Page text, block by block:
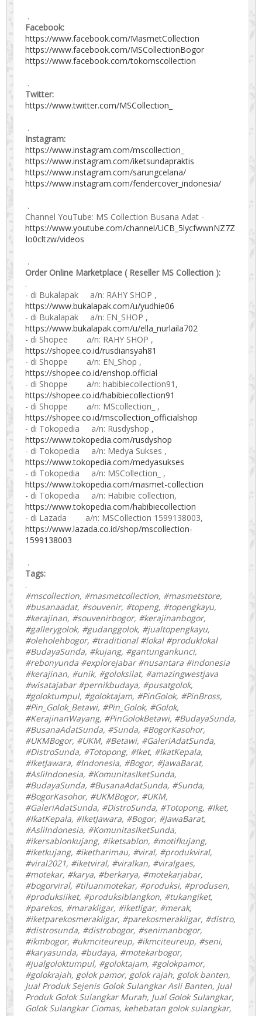
.
Facebook:
https://www.facebook.com/MasmetCollection
https://www.facebook.com/MSCollectionBogor
https://www.facebook.com/tokomscollection
.
Twitter:
https://www.twitter.com/MSCollection_
.
Instagram:
https://www.instagram.com/mscollection_
https://www.instagram.com/iketsundapraktis
https://www.instagram.com/sarungcelana/
https://www.instagram.com/fendercover_indonesia/
.
Channel YouTube: MS Collection Busana Adat -
https://www.youtube.com/channel/UCB_5lycfwwnNZ7Z
Io0cltzw/videos
.
Order Online Marketplace ( Reseller MS Collection ):
.
- di Bukalapak a/n: RAHY SHOP ,
https://www.bukalapak.com/u/yudhie06
- di Bukalapak a/n: EN_SHOP ,
https://www.bukalapak.com/u/ella_nurlaila702
- di Shopee a/n: RAHY SHOP ,
https://shopee.co.id/rusdiansyah81
- di Shoppe a/n: EN_Shop ,
https://shopee.co.id/enshop.official
- di Shoppe a/n: habibiecollection91,
https://shopee.co.id/habibiecollection91
- di Shoppe a/n: MScollection_ ,
https://shopee.co.id/mscollection_officialshop
- di Tokopedia a/n: Rusdyshop ,
https://www.tokopedia.com/rusdyshop
- di Tokopedia a/n: Medya Sukses ,
https://www.tokopedia.com/medyasukses
- di Tokopedia a/n: MSCollection_ ,
https://www.tokopedia.com/masmet-collection
- di Tokopedia a/n: Habibie collection,
https://www.tokopedia.com/habibiecollection
- di Lazada a/n: MSCollection 1599138003,
https://www.lazada.co.id/shop/mscollection-
1599138003
.
Tags:
.
#mscollection, #masmetcollection, #masmetstore,
#busanaadat, #souvenir, #topeng, #topengkayu,
#kerajinan, #souvenirbogor, #kerajinanbogor,
#gallerygolok, #gudanggolok, #jualtopengkayu,
#oleholehbogor, #traditional #lokal #produklokal
#BudayaSunda, #kujang, #gantungankunci,
#rebonyunda #explorejabar #nusantara #indonesia
#kerajinan, #unik, #goloksilat, #amazingwestjava
#wisatajabar #pernikbudaya, #pusatgolok,
#goloktumpul, #goloktajam, #PinGolok, #PinBross,
#Pin_Golok_Betawi, #Pin_Golok, #Golok,
#KerajinanWayang, #PinGolokBetawi, #BudayaSunda,
#BusanaAdatSunda, #Sunda, #BogorKasohor,
#UKMBogor, #UKM, #Betawi, #GaleriAdatSunda,
#DistroSunda, #Totopong, #Iket, #IkatKepala,
#IketJawara, #Indonesia, #Bogor, #JawaBarat,
#AsliIndonesia, #KomunitasIketSunda,
#BudayaSunda, #BusanaAdatSunda, #Sunda,
#BogorKasohor, #UKMBogor, #UKM,
#GaleriAdatSunda, #DistroSunda, #Totopong, #Iket,
#IkatKepala, #IketJawara, #Bogor, #JawaBarat,
#AsliIndonesia, #KomunitasIketSunda,
#ikersablonkujang, #iketsablon, #motifkujang,
#iketkujang, #iketharimau, #viral, #produkviral,
#viral2021, #iketviral, #viralkan, #viralgaes,
#motekar, #karya, #berkarya, #motekarjabar,
#bogorviral, #tiluanmotekar, #produksi, #produsen,
#produksiiket, #produksiblangkon, #tukangiket,
#parekos, #marakligar, #iketligar, #merak,
#iketparekosmerakligar, #parekosmerakligar, #distro,
#distrosunda, #distrobogor, #senimanbogor,
#ikmbogor, #ukmciteureup, #ikmciteureup, #seni,
#karyasunda, #budaya, #motekarbogor,
#jualgoloktumpul, #goloktajam, #golokpamor,
#golokrajah, golok pamor, golok rajah, golok banten,
Jual Produk Sejenis Golok Sulangkar Asli Banten, Jual
Produk Golok Sulangkar Murah, Jual Golok Sulangkar,
Golok Sulangkar Ciomas, kehebatan golok sulangkar,